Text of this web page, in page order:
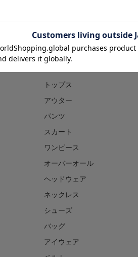
CATEGORY
トップス
アウター
パンツ
スカート
ワンピース
オーバーオール
ヘッドウェア
ネックレス
シューズ
バッグ
アイウェア